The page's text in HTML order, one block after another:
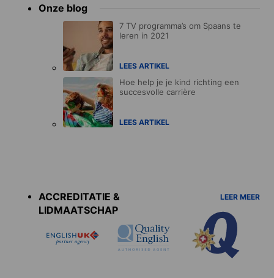
Onze blog
7 TV programma’s om Spaans te
leren in 2021
LEES ARTIKEL
Hoe help je je kind richting een
succesvolle carrière
LEES ARTIKEL
ACCREDITATIE &
LIDMAATSCHAP
LEER MEER